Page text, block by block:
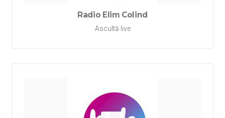
Radio Elim Colind
Ascultă live